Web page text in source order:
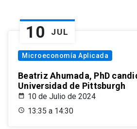
10 JUL
Microeconomía Aplicada
Beatriz Ahumada, PhD
Universidad de Pittsburgh
10 de Julio de 2024
13:35 a 14:30